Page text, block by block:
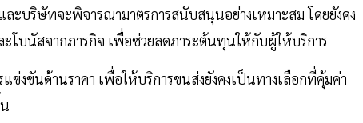
บริษัทจะพิจารณามาตรการสนับสนุนอย่างเหมาะสม โดยยังคง
โบนัสจากภารกิจ เพื่อช่วยลดภาระต้นทุนให้กับผู้ให้บริการ
งขันด้านราคา เพื่อให้บริการขนส่งยังคงเป็นทางเลือกที่คุ้มค่า